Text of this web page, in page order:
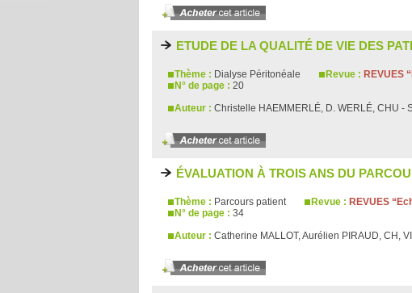
ETUDE DE LA QUALITÉ DE VIE DES
Thème : Dialyse Péritonéale Revue : REVUES
N° de page : 20
Auteur : Christelle HAEMMERLÉ, D. WERLÉ, CHU -
ÉVALUATION À TROIS ANS DU
Thème : Parcours patient Revue : REVUES
N° de page : 34
Auteur : Catherine MALLOT, Aurélien PIRAUD, CH,